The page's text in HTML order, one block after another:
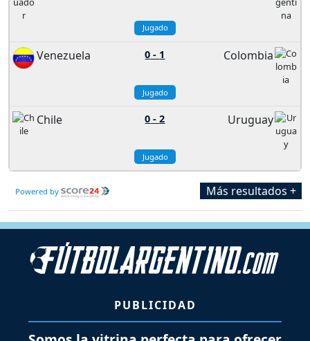
Jugado
Venezuela 0 - 1 Colombia
Jugado
Chile 0 -2 Uruguay
Jugado
Powered by Más resultados +
PUBLICIDAD